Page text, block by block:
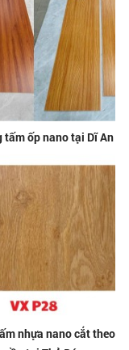
tấm ốp nano tại Dĩ An
nhựa nano cắt theo